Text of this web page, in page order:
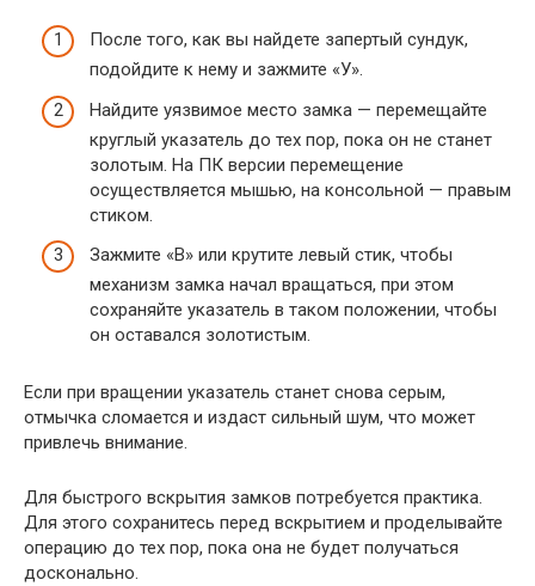
После того, как вы найдете запертый сундук,
подойдите к нему и зажмите «У».
Найдите уязвимое место замка — перемещайте
круглый указатель до тех пор, пока он не станет
золотым. На ПК версии перемещение
осуществляется мышью, на консольной — правым
стиком.
Зажмите «В» или крутите левый стик, чтобы
механизм замка начал вращаться, при этом
сохраняйте указатель в таком положении, чтобы
он оставался золотистым.
Если при вращении указатель станет снова серым,
отмычка сломается и издаст сильный шум, что может
привлечь внимание.
Для быстрого вскрытия замков потребуется практика.
Для этого сохранитесь перед вскрытием и проделывайте
операцию до тех пор, пока она не будет получаться
досконально.